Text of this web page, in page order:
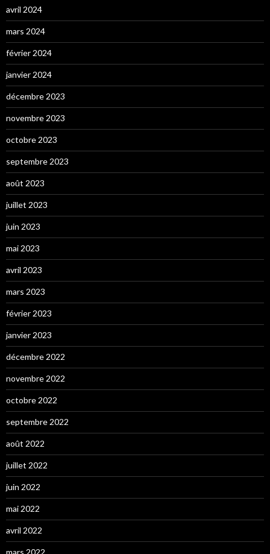
avril 2024
mars 2024
février 2024
janvier 2024
décembre 2023
novembre 2023
octobre 2023
septembre 2023
août 2023
juillet 2023
juin 2023
mai 2023
avril 2023
mars 2023
février 2023
janvier 2023
décembre 2022
novembre 2022
octobre 2022
septembre 2022
août 2022
juillet 2022
juin 2022
mai 2022
avril 2022
mars 2022